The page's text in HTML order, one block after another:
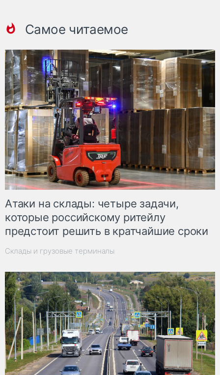
Самое читаемое
Атаки на склады: четыре задачи,
которые российскому ритейлу
предстоит решить в кратчайшие сроки
Склады и грузовые терминалы